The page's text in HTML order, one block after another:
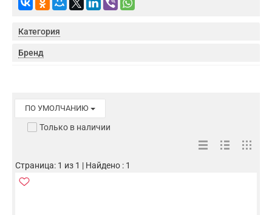
Категория
Бренд
ПО УМОЛЧАНИЮ
Только в наличии
Страница: 1 из 1 | Найдено : 1